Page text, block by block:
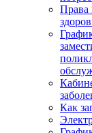
Права
Как